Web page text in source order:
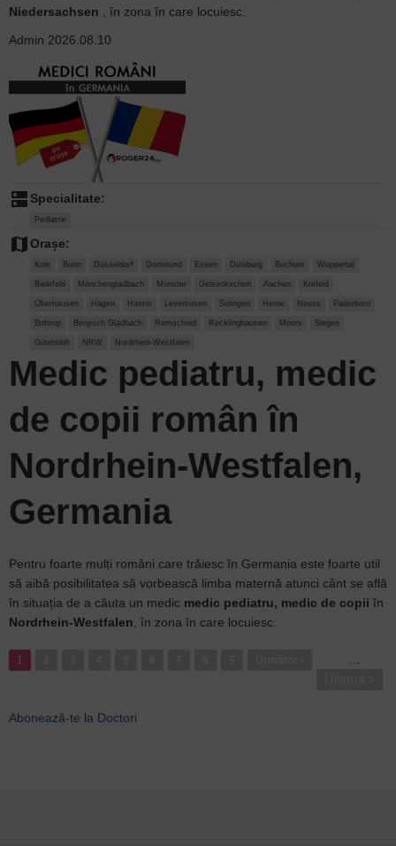
Niedersachsen
, în zona în care locuiesc.
Admin 2026.08.10
dns Specialitate:
Pediatrie
map Orașe:
Koln Bonn Düsseldorf Dortmund Essen Duisburg Bochum Wuppertal
Bielefeld Mönchengladbach Münster Gelsenkirchen Aachen Krefeld
Oberhausen Hagen Hamm Leverkusen Solingen Herne Neuss Paderborn
Bottrop Bergisch Gladbach Remscheid Recklinghausen Moers Siegen
Gütersloh NRW Nordrhein-Westfalen
Medic pediatru, medic
de copii român în
Nordrhein-Westfalen,
Germania
Pentru foarte mulți români care trăiesc în Germania este foarte util
să aibă posibilitatea să vorbească limba maternă atunci cânt se află
în situația de a căuta un medic medic pediatru, medic de copii în
Nordrhein-Westfalen , în zona în care locuiesc.
Paginație
1
Abonează-te la Doctori